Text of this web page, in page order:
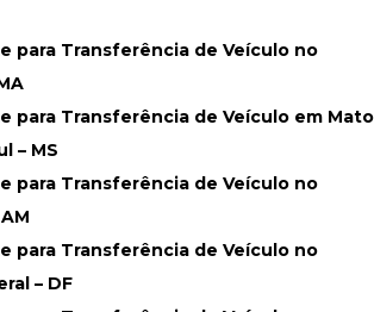
para Transferência de Veículo no
para Transferência de Veículo em Mato
– MS
para Transferência de Veículo no
para Transferência de Veículo no
– DF